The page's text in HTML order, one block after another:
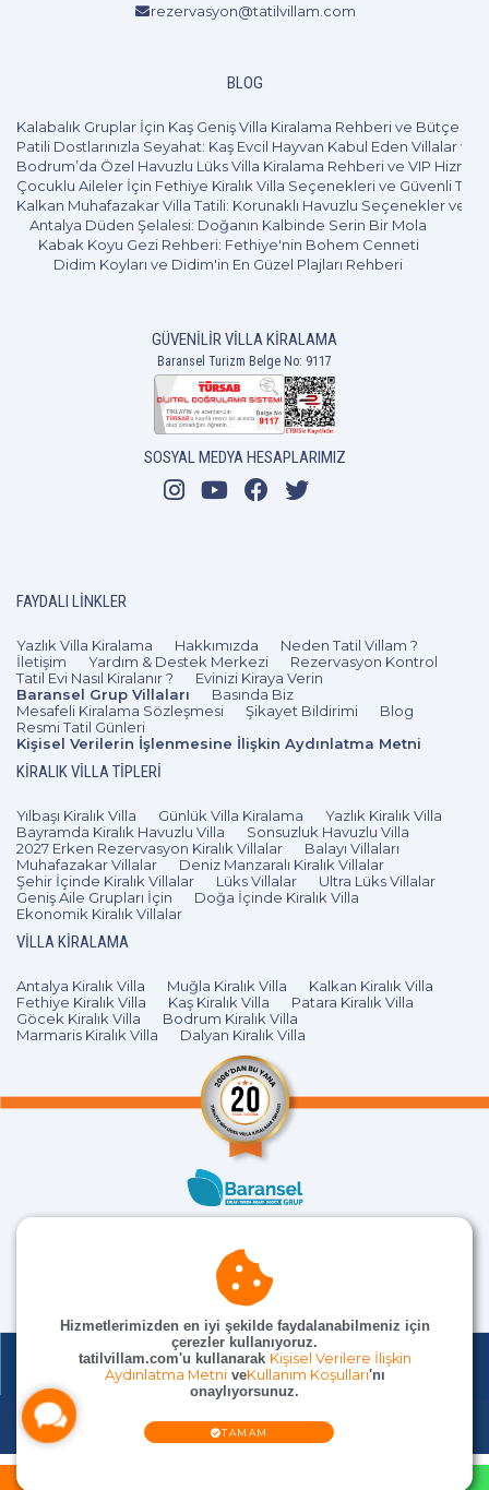
rezervasyon@tatilvillam.com
BLOG
Kalabalık Gruplar İçin Kaş Geniş Villa Kiralama Rehberi ve Bütçe
Patili Dostlarınızla Seyahat: Kaş Evcil Hayvan Kabul Eden Villalar ve
Bodrum’da Özel Havuzlu Lüks Villa Kiralama Rehberi ve VIP
Çocuklu Aileler İçin Fethiye Kiralık Villa Seçenekleri ve Güvenli
Kalkan Muhafazakar Villa Tatili: Korunaklı Havuzlu Seçenekler ve
Antalya Düden Şelalesi: Doğanın Kalbinde Serin Bir Mola
Kabak Koyu Gezi Rehberi: Fethiye'nin Bohem Cenneti
Didim Koyları ve Didim'in En Güzel Plajları Rehberi
GÜVENILIR VILLA KIRALAMA
Baransel Turizm Belge No: 9117
SOSYAL MEDYA HESAPLARIMIZ
FAYDALI LINKLER
Yazlık Villa Kiralama Hakkımızda
Neden Tatil Villam ?
İletişim
Yardım & Destek Merkezi
Rezervasyon Kontrol
Tatil Evi Nasıl Kiralanır ?
Evinizi Kiraya Verin
Baransel Grup Villaları
Basında Biz
Mesafeli Kiralama Sözleşmesi
Şikayet Bildirimi
Blog
Resmi Tatil Günleri
Kişisel Verilerin İşlenmesine İlişkin Aydınlatma Metni
KIRALIK VILLA TIPLERI
Yılbaşı Kiralık Villa Günlük Villa Kiralama
Yazlık Kiralık Villa
Bayramda Kiralık Havuzlu Villa
Sonsuzluk Havuzlu Villa
2027 Erken Rezervasyon Kiralık Villalar
Balayı Villaları
Muhafazakar Villalar
Deniz Manzaralı Kiralık Villalar
Şehir İçinde Kiralık Villalar
Lüks Villalar
Ultra Lüks Villalar
Geniş Aile Grupları İçin
Doğa İçinde Kiralık Villa
Ekonomik Kiralık Villalar
VILLA KIRALAMA
Antalya Kiralık Villa Muğla Kiralık Villa
Kalkan Kiralık Villa
Fethiye Kiralık Villa
Kaş Kiralık Villa
Patara Kiralık Villa
Göcek Kiralık Villa
Bodrum Kiralık Villa
Marmaris Kiralık Villa
Dalyan Kiralık Villa
© TatilVillam Tüm Hakları Saklıdır
Hizmetlerimizden en iyi şekilde faydalanabilmeniz için
çerezler kullanıyoruz.
tatilvillam.com'u kullanarak Kişisel Verilere İlişkin
Aydınlatma MetniveKullanım Koşulları'nı
onaylıyorsunuz.
TAMAM